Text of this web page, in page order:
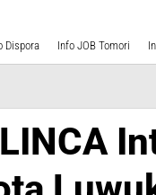
Dispora Info JOB Tomori